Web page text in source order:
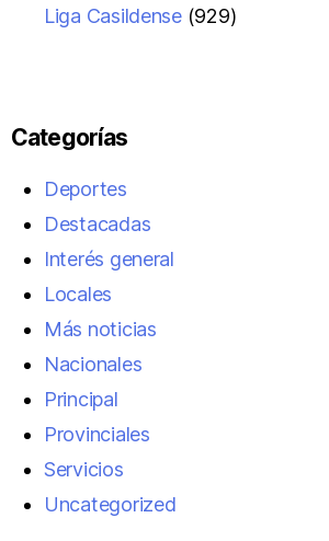
Liga Casildense (929)
Categorías
Deportes
Destacadas
Interés general
Locales
Más noticias
Nacionales
Principal
Provinciales
Servicios
Uncategorized